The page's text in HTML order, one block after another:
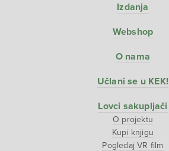
Izdanja
Webshop
O nama
Učlani se u KEK!
Lovci sakupljači
O projektu
Kupi knjigu
Pogledaj VR film